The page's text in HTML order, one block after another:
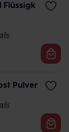
Flüssigk
Pulver